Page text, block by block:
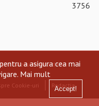
3756
Găzduire web de la
Cookie-uri Redacția
a asigura cea mai
Mai mult
Accept!